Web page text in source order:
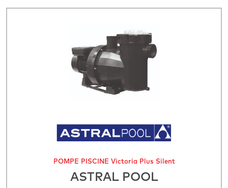
POMPE PISCINE Victoria Plus Silent
ASTRAL POOL